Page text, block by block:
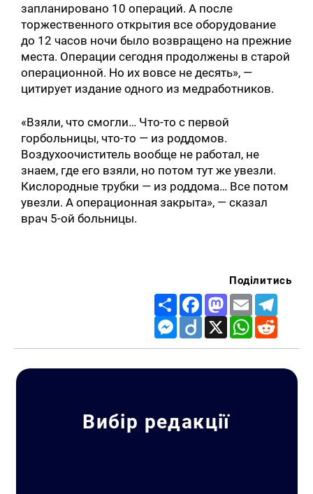
запланировано 10 операций. А после
торжественного открытия все оборудование
до 12 часов ночи было возвращено на прежние
места. Операции сегодня продолжены в старой
операционной. Но их вовсе не десять», —
цитирует издание одного из медработников.
«Взяли, что смогли… Что-то с первой
горбольницы, что-то — из роддомов.
Воздухоочиститель вообще не работал, не
знаем, где его взяли, но потом тут же увезли.
Кислородные трубки — из роддома… Все потом
увезли. А операционная закрыта», — сказал
врач 5-ой больницы.
Поділитись
Share FacebookMastodon
Email
Messenger
Diigo X WhatsApp
Вибір редакції